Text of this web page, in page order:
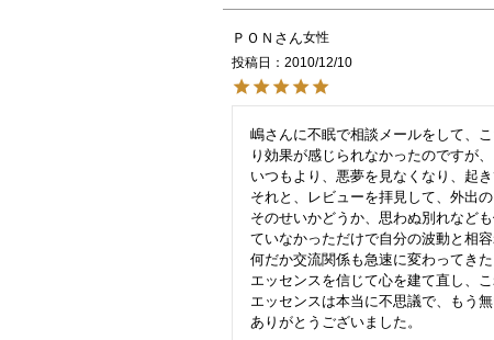
ＰＯＮ
女性
投稿日
2010/12/10
嶋さんに不眠で相談メールをして、
り効果が感じられなかったのですが
いつもより、悪夢を見なくなり、起
それと、レビューを拝見して、外出
そのせいかどうか、思わぬ別れなど
ていなかっただけで自分の波動と相
何だか交流関係も急速に変わってきた
エッセンスを信じて心を建て直し、
エッセンスは本当に不思議で、もう